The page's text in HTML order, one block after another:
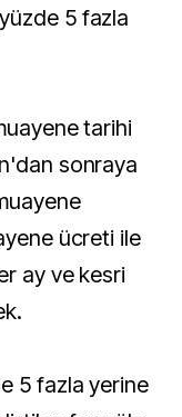
5 fazla
tarihi
sonraya
ücreti ile
ay ve kesri
5 fazla yerine